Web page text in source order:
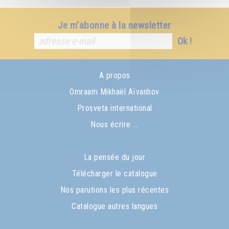
Je m'abonne à la newsletter
Ok !
A propos
Omraam Mikhaël Aïvanhov
Prosveta international
Nous écrire ...
La pensée du jour
Télécharger le catalogue
Nos parutions les plus récentes
Catalogue autres langues